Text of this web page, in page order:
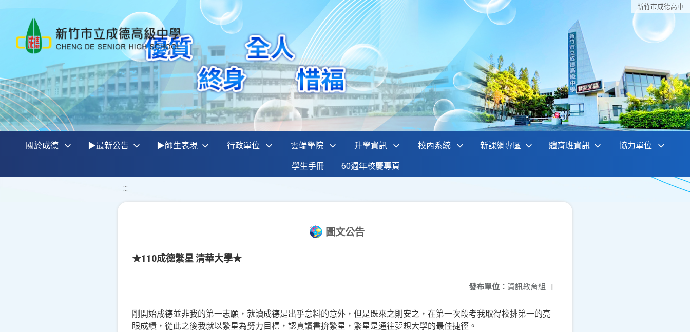
新竹巿成德高中
關於成德 ▶最新公告 ▶師生表現 行政單位 雲端學院 升學資訊 校內系統 新課綱專區 體育班資訊 協力單位
學生手冊 60週年校慶專頁
:::
圖文公告
★110成德繁星 清華大學★
發布單位： 資訊教育組 |
剛開始成德並非我的第一志願，就讀成德是出乎意料的意外，但是既來之則安之，在第一次段考我取得校排第一的亮
眼成績，從此之後我就以繁星為努力目標，認真讀書拚繁星，繁星是通往夢想大學的最佳捷徑。